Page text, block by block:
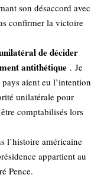
son désaccord avec
confirmer la victoire
de décider
antithétique . Je
aient eu l’intention
unilatérale pour
comptabilisés lors
l’histoire américaine
appartient au
Pence.